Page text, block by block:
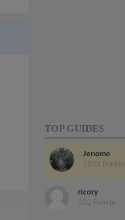
TOP GUIDES
Jenome
1533 Punkte
ricory
352 Punkte